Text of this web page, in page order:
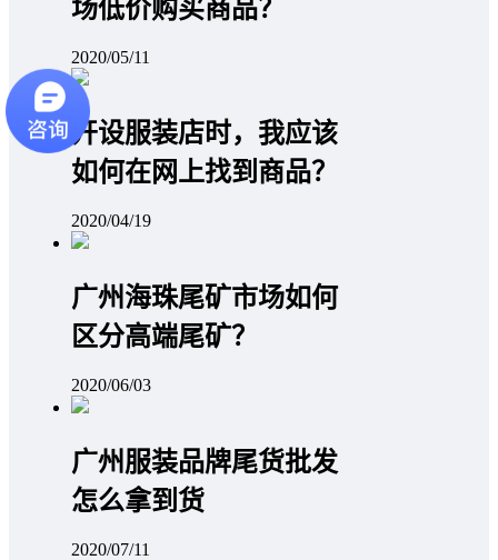
场低价购买商品？
2020/05/11
开设服装店时，我应该
如何在网上找到商品？
2020/04/19
广州海珠尾矿市场如何
区分高端尾矿？
2020/06/03
广州服装品牌尾货批发
怎么拿到货
2020/07/11